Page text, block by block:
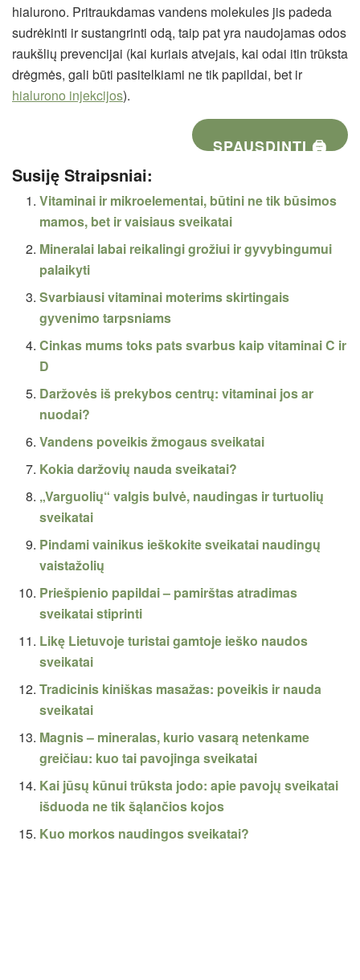
hialurono. Pritraukdamas vandens molekules jis padeda
sudrėkinti ir sustangrinti odą, taip pat yra naudojamas odos
raukšlių prevencijai (kai kuriais atvejais, kai odai itin trūksta
drėgmės, gali būti pasitelkiami ne tik papildai, bet ir
hialurono injekcijos).
SPAUSDINTI 🖨
Susiję Straipsniai:
Vitaminai ir mikroelementai, būtini ne tik būsimos
mamos, bet ir vaisiaus sveikatai
Mineralai labai reikalingi grožiui ir gyvybingumui
palaikyti
Svarbiausi vitaminai moterims skirtingais
gyvenimo tarpsniams
Cinkas mums toks pats svarbus kaip vitaminai C ir
D
Daržovės iš prekybos centrų: vitaminai jos ar
nuodai?
Vandens poveikis žmogaus sveikatai
Kokia daržovių nauda sveikatai?
„Varguolių“ valgis bulvė, naudingas ir turtuolių
sveikatai
Pindami vainikus ieškokite sveikatai naudingų
vaistažolių
Priešpienio papildai – pamirštas atradimas
sveikatai stiprinti
Likę Lietuvoje turistai gamtoje ieško naudos
sveikatai
Tradicinis kiniškas masažas: poveikis ir nauda
sveikatai
Magnis – mineralas, kurio vasarą netenkame
greičiau: kuo tai pavojinga sveikatai
Kai jūsų kūnui trūksta jodo: apie pavojų sveikatai
išduoda ne tik šąlančios kojos
Kuo morkos naudingos sveikatai?